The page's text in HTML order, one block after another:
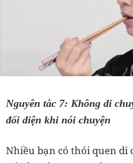
Nguyên tắc 7: Không di
đối diện khi nói chuyện
Nhiều bạn có thói quen